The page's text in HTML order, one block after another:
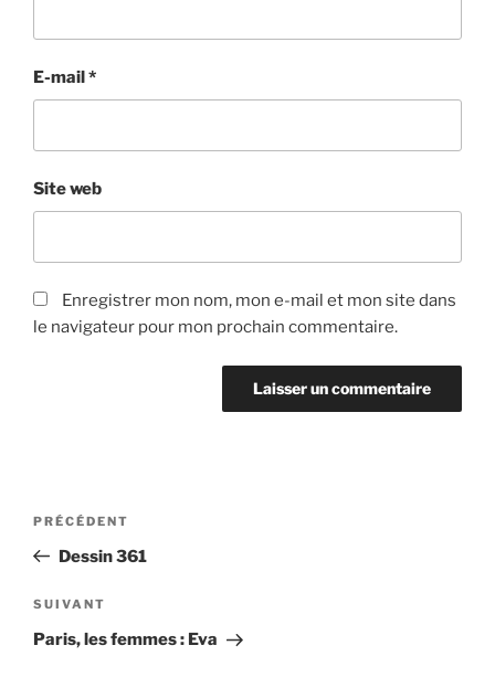
E-mail*
Site web
Enregistrer mon nom, mon e-mail et mon site dans
le navigateur pour mon prochain commentaire.
Navigation
l’article
Article
précédent
PRÉCÉDENT
Dessin 361
Article
suivant
SUIVANT
Paris, les femmes : Eva